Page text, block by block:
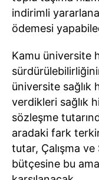
indirimli
ödemesi
Kamu üniversite
üniversite sağlık
verdikleri sağlık
sözleşme
aradaki fark
tutar, Çalışma ve
bütçesine bu